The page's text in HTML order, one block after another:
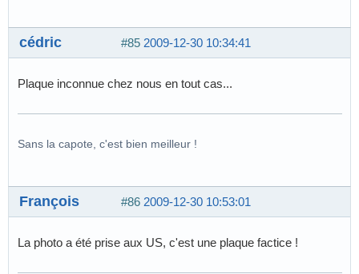
#85 2009-12-30 10:34:41
cédric
Plaque inconnue chez nous en tout cas...
Sans la capote, c'est bien meilleur !
#86 2009-12-30 10:53:01
François
La photo a été prise aux US, c'est une plaque factice !